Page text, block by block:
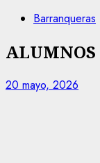
Barranqueras
ALUMNOS
20 mayo, 2026